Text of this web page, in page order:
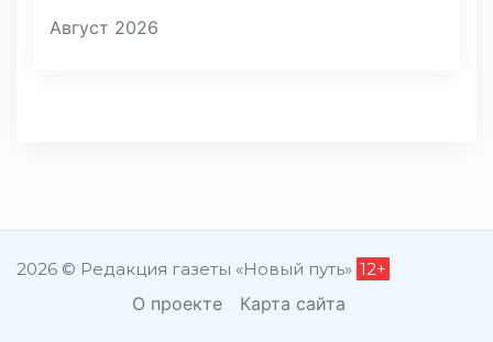
Август 2026
2026 © Редакция газеты «Новый путь» 12+
О проекте Карта сайта